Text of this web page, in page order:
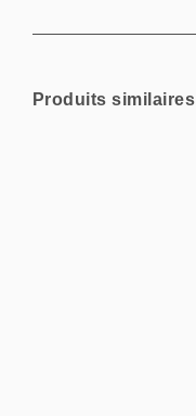
Produits similaires